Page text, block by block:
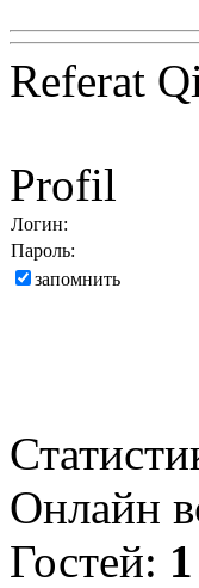
Referat
Profil
Логин:
Пароль:
запомнить
Онлайн
Гостей: 1